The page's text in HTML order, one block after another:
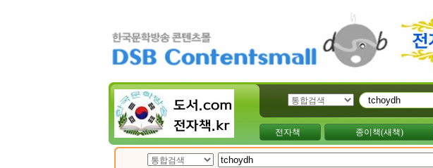
전자책 종이책(새책)